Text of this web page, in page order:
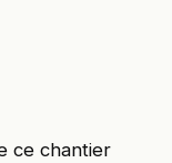
ce chantier